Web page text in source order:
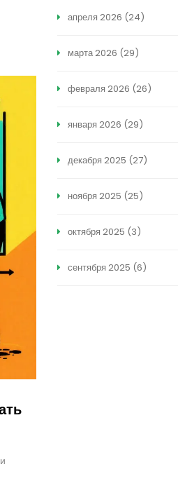
апреля 2026 (24)
марта 2026 (29)
февраля 2026 (26)
января 2026 (29)
декабря 2025 (27)
ноября 2025 (25)
октября 2025 (3)
сентября 2025 (6)